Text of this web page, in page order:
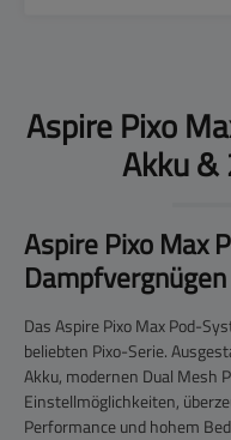
Aspire Pixo
Akku &
Aspire Pixo Max
Das Aspire Pixo Max Pod-
beliebten Pixo-Serie.
Akku, modernen Dual Mesh
Einstellmöglichkeiten,
Performance und hohem